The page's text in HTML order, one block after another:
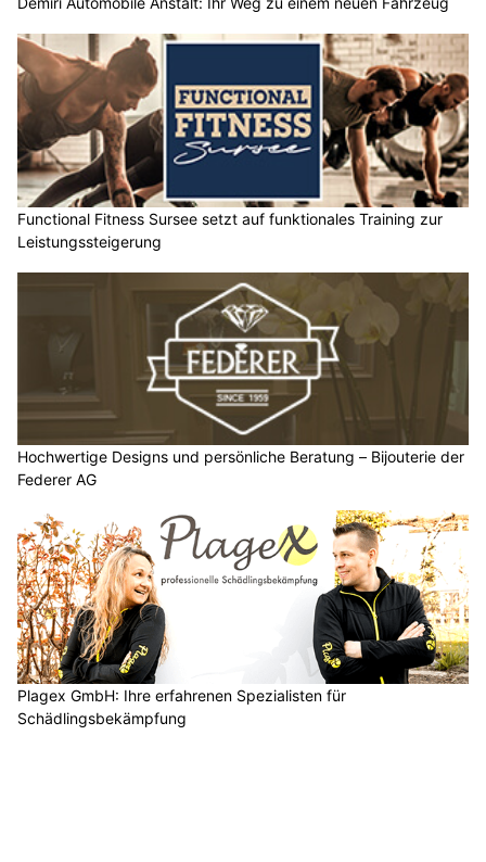
Functional Fitness Sursee setzt auf funktionales Training zur
Leistungssteigerung
Hochwertige Designs und persönliche Beratung – Bijouterie der
Federer AG
Plagex GmbH: Ihre erfahrenen Spezialisten für
Schädlingsbekämpfung